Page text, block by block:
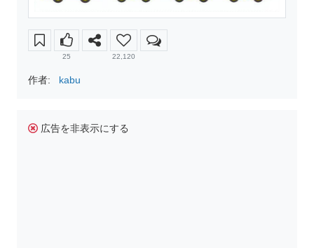
25 22,120
作者: kabu
広告を非表示にする